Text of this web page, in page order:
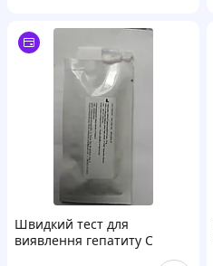
Швидкий тест для
виявлення гепатиту С